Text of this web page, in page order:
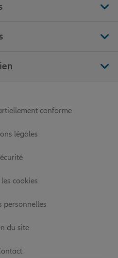
conforme
légales
cookies
personnelles
du site